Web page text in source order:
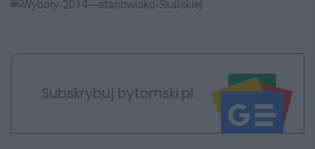
Subskrybuj bytomski.pl